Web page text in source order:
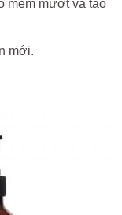
mềm mượt và tạo
mới.